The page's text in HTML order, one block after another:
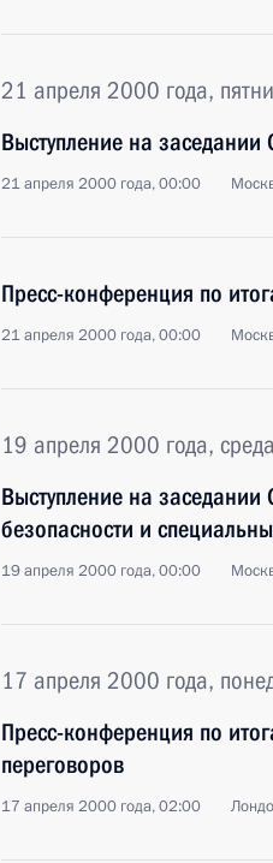
21 апреля 2000 года,
Выступление на заседании
21 апреля 2000 года, 00:00
Пресс-конференция по
21 апреля 2000 года, 00:00
19 апреля 2000 года, среда
Выступление на заседании
безопасности и
19 апреля 2000 года, 00:00
17 апреля 2000 года,
Пресс-конференция по
переговоров
17 апреля 2000 года, 02:00